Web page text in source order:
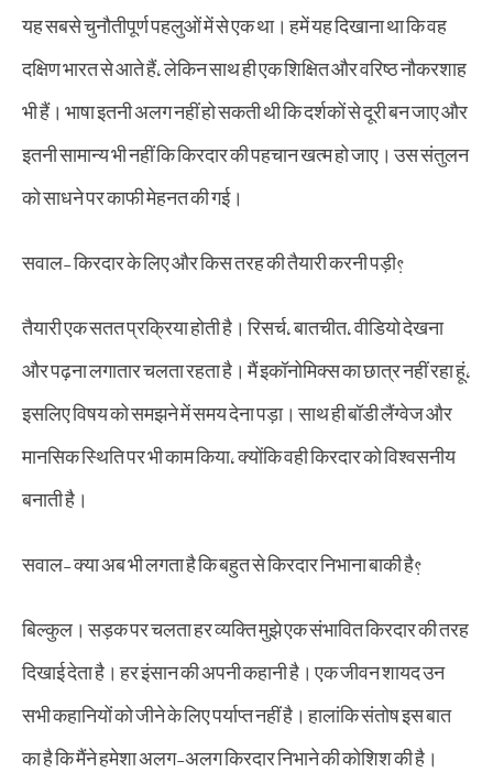
यह सबसे चुनौतीपूर्ण पहलुओं में से एक था। हमें यह दिखाना था कि वह
दक्षिण भारत से आते हैं, लेकिन साथ ही एक शिक्षित और वरिष्ठ नौकरशाह
भी हैं। भाषा इतनी अलग नहीं हो सकती थी कि दर्शकों से दूरी बन जाए और
इतनी सामान्य भी नहीं कि किरदार की पहचान खत्म हो जाए। उस संतुलन
को साधने पर काफी मेहनत की गई।
सवाल- किरदार के लिए और किस तरह की तैयारी करनी पड़ी?
तैयारी एक सतत प्रक्रिया होती है। रिसर्च, बातचीत, वीडियो देखना
और पढ़ना लगातार चलता रहता है। मैं इकॉनोमिक्स का छात्र नहीं रहा हूं,
इसलिए विषय को समझने में समय देना पड़ा। साथ ही बॉडी लैंग्वेज और
मानसिक स्थिति पर भी काम किया, क्योंकि वही किरदार को विश्वसनीय
बनाती है।
सवाल- क्या अब भी लगता है कि बहुत से किरदार निभाना बाकी है?
बिल्कुल। सड़क पर चलता हर व्यक्ति मुझे एक संभावित किरदार की तरह
दिखाई देता है। हर इंसान की अपनी कहानी है। एक जीवन शायद उन
सभी कहानियों को जीने के लिए पर्याप्त नहीं है। हालांकि संतोष इस बात
का है कि मैंने हमेशा अलग-अलग किरदार निभाने की कोशिश की है।